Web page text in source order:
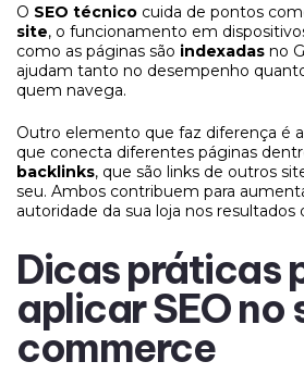
O SEO técnico cuida de pontos
site, o funcionamento em
como as páginas são indexadas no
ajudam tanto no desempenho
quem navega.
Outro elemento que faz diferença é a
que conecta diferentes páginas
backlinks, que são links de outros
seu. Ambos contribuem para
autoridade da sua loja nos resultados
Dicas práticas
aplicar SEO no
commerce